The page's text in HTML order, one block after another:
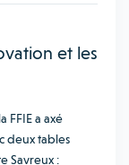
et les
FFIE a axé
deux tables
Savreux :